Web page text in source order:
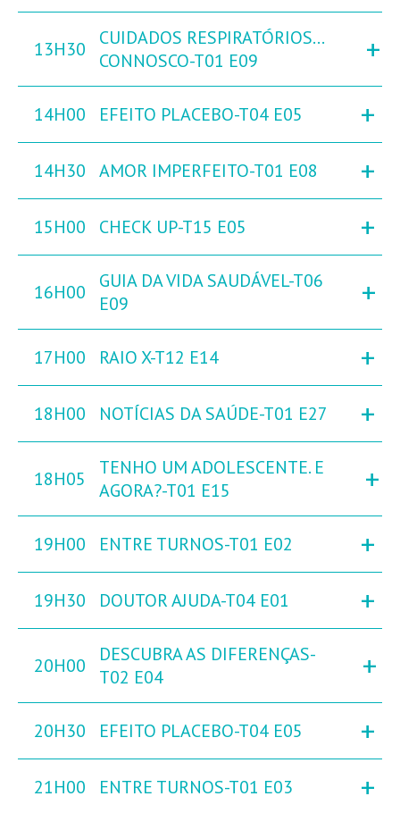
13H30
CUIDADOS RESPIRATÓRIOS…
CONNOSCO-T01 E09
+
14H00 EFEITO PLACEBO-T04 E05 +
14H30 AMOR IMPERFEITO-T01 E08 +
15H00 CHECK UP-T15 E05 +
16H00
GUIA DA VIDA SAUDÁVEL-T06
E09
+
17H00 RAIO X-T12 E14 +
18H00 NOTÍCIAS DA SAÚDE-T01 E27 +
18H05
TENHO UM ADOLESCENTE. E
AGORA?-T01 E15
+
19H00 ENTRE TURNOS-T01 E02 +
19H30 DOUTOR AJUDA-T04 E01 +
20H00
DESCUBRA AS DIFERENÇAS-
T02 E04
+
20H30 EFEITO PLACEBO-T04 E05 +
21H00 ENTRE TURNOS-T01 E03 +